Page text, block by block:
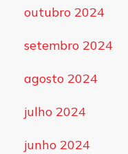
outubro 2024
setembro 2024
agosto 2024
julho 2024
junho 2024